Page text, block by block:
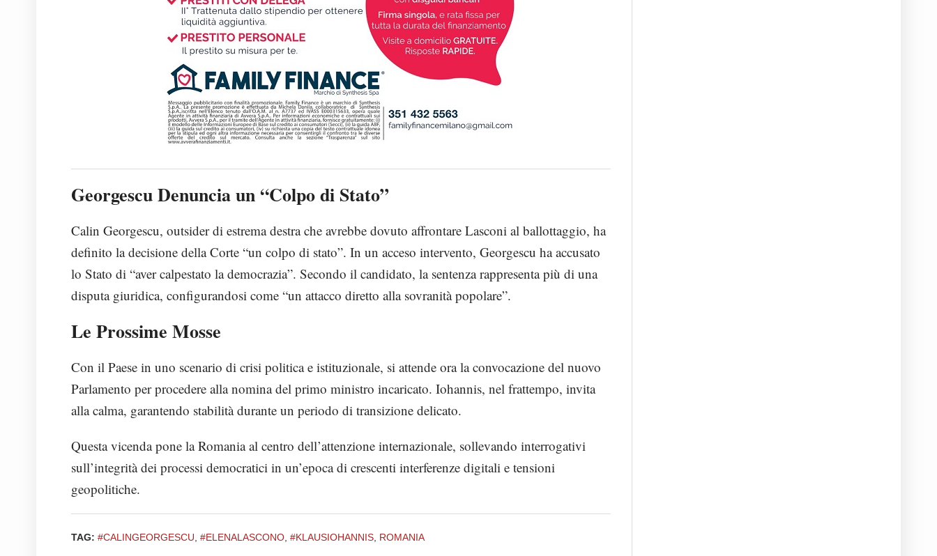
Georgescu Denuncia un “Colpo di Stato”
Calin Georgescu, outsider di estrema destra che avrebbe dovuto affrontare Lasconi al ballottaggio, ha
definito la decisione della Corte “un colpo di stato”. In un acceso intervento, Georgescu ha accusato
lo Stato di “aver calpestato la democrazia”. Secondo il candidato, la sentenza rappresenta più di una
disputa giuridica, configurandosi come “un attacco diretto alla sovranità popolare”.
Le Prossime Mosse
Con il Paese in uno scenario di crisi politica e istituzionale, si attende ora la convocazione del nuovo
Parlamento per procedere alla nomina del primo ministro incaricato. Iohannis, nel frattempo, invita
alla calma, garantendo stabilità durante un periodo di transizione delicato.
Questa vicenda pone la Romania al centro dell’attenzione internazionale, sollevando interrogativi
sull’integrità dei processi democratici in un’epoca di crescenti interferenze digitali e tensioni
geopolitiche.
TAG: #CALINGEORGESCU #ELENALASCONO #KLAUSIOHANNIS ROMANIA